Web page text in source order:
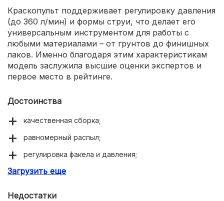
Краскопульт поддерживает регулировку давления
(до 360 л/мин) и формы струи, что делает его
универсальным инструментом для работы с
любыми материалами – от грунтов до финишных
лаков. Именно благодаря этим характеристикам
модель заслужила высшие оценки экспертов и
первое место в рейтинге.
Достоинства
качественная сборка;
равномерный распыл;
регулировка факела и давления;
универсальность.
Загрузить еще
Недостатки